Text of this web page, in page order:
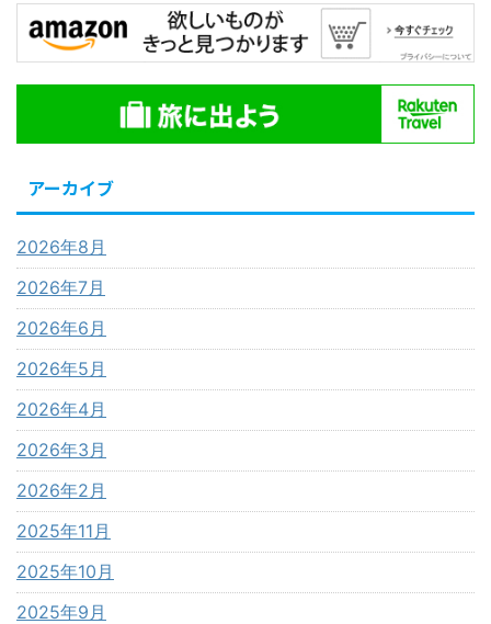
アーカイブ
2026年8月
2026年7月
2026年6月
2026年5月
2026年4月
2026年3月
2026年2月
2025年11月
2025年10月
2025年9月